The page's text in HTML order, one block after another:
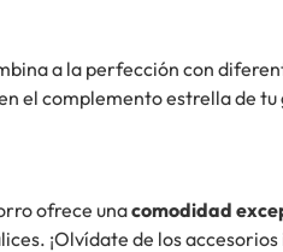
a la perfección con
el complemento estrella de
ofrece unacomodidad
¡Olvídate de los